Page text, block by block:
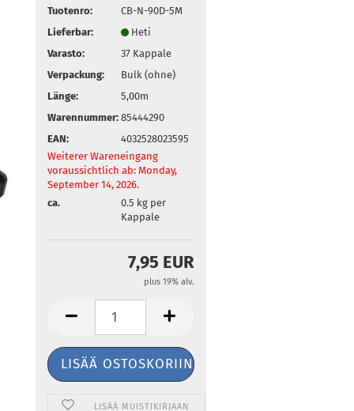
Tuotenro:
CB-N-90D-5M
Lieferbar:
Heti
Varasto:
37 Kappale
Verpackung:
Bulk (ohne)
Länge:
5,00m
Warennummer: 85444290
EAN:
4032528023595
Weiterer Wareneingang
voraussichtlich ab: Monday,
September 14, 2026.
ca.
0.5 kg per
Kappale
7,95 EUR
plus 19% alv.
LISÄÄ MUISTIKIRJAAN